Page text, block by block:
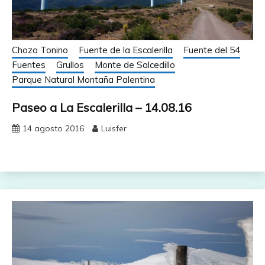
Chozo Tonino Fuente de la Escalerilla
Fuente del 54
Fuentes
Grullos
Monte de Salcedillo
Parque Natural Montaña Palentina
Paseo a La Escalerilla – 14.08.16
14 agosto 2016 Luisfer